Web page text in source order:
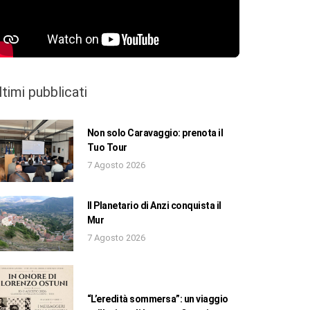
pubblicati
Non solo Caravaggio: prenota il
Tuo Tour
7 Agosto 2026
Il Planetario di Anzi conquista il
Mur
7 Agosto 2026
“L’eredità sommersa”: un viaggio